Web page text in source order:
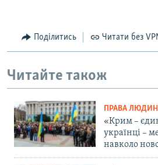
Поділитись Читати без
Читайте також
ПРАВА
«Крим –
українці –
навколо